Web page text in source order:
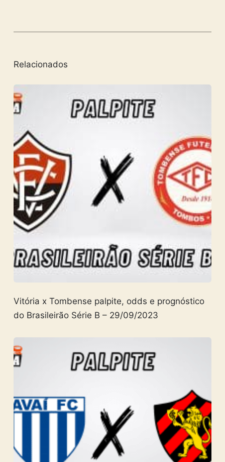
Relacionados
Vitória x Tombense palpite, odds e prognóstico
do Brasileirão Série B – 29/09/2023